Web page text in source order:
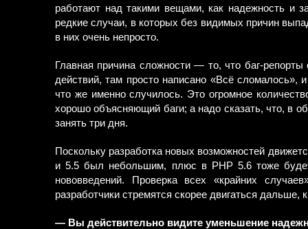
работают над такими вещами, как надежность и
редкие случаи, в которых без видимых причин
в них очень непросто.
Главная причина сложности — то, что баг-
действий, там просто написано «Всё сломалось»,
что же именно случилось. Это огромное
хорошо объясняющий баги; а надо сказать, что, в
занять три дня.
Поскольку разработка новых возможностей
и 5.5 был небольшим, плюс в PHP 5.6 тоже
нововведений. Проверка всех «крайних
разработчики стремятся скорее двигаться дальше,
— Вы действительно видите уменьшение